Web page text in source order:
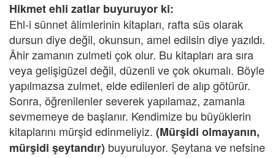
Hikmet ehli zatlar buyuruyor ki:
Ehl-i sünnet âlimlerinin kitapları, rafta süs olarak
dursun diye değil, okunsun, amel edilsin diye yazıldı.
Âhir zamanın zulmeti çok olur. Bu kitapları ara sıra
veya gelişigüzel değil, düzenli ve çok okumalı. Böyle
yapılmazsa zulmet, elde edilenleri de alıp götürür.
Sonra, öğrenilenler severek yapılamaz, zamanla
sevmemeye de başlanır. Kendimize bu büyüklerin
kitaplarını mürşid edinmeliyiz. (Mürşidi olmayanın,
mürşidi şeytandır) buyuruluyor. Şeytana ve nefsine